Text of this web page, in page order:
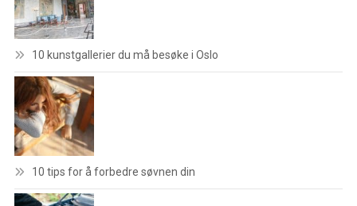
10 kunstgallerier du må besøke i Oslo
10 tips for å forbedre søvnen din